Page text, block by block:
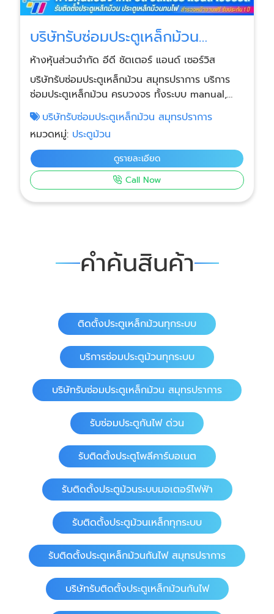
บริษัทรับซ่อมประตูเหล็กม้วน
สมุทรปราการ
ห้างหุ้นส่วนจำกัด อีดี ชัตเตอร์ แอนด์ เซอร์วิส
บริษัทรับซ่อมประตูเหล็กม้วน สมุทรปราการ บริการ
ซ่อมประตูเหล็กม้วน ครบวงจร ทั้งระบบ manual,
chain hoist และ motor ไฟฟ้า ทีมช่างพร้อมเข้าหน้า
งานรวดเร็วตลอด 24 ชั่วโมง รองรับโรงงาน-คลัง
สินค้า ที่มีประตูม้วนขนาดใหญ่ หรือระบบมอเตอร์หนัก
ชำนาญงานระบบไฟฟ้า ควบคุมด้วยตู้สวิตช์ และงาน
โครงสร้าง แก้ปัญหาได้ทุกระบบ โดยทีมช่างมืออาชีพ
ไม่ว่าจะเป็นระบบมือดึง รอกโซ่ หรือประตูม้วนไฟฟ้า
แบบ AC / DC ที่ใช้งานหนัก บริการซ่อมพร้อมอะไหล่
บริษัทรับซ่อมประตูเหล็กม้วน สมุทรปราการ
หมวดหมู่: ประตูม้วน
ดูรายละเอียด
Call Now
คำค้นสินค้า
ติดตั้งประตูเหล็กม้วนทุกระบบ
บริการซ่อมประตูม้วนทุกระบบ
บริษัทรับซ่อมประตูเหล็กม้วน สมุทรปราการ
รับซ่อมประตูกันไฟ ด่วน
รับติดตั้งประตูโพลีคาร์บอเนต
รับติดตั้งประตูม้วนระบบมอเตอร์ไฟฟ้า
รับติดตั้งประตูม้วนเหล็กทุกระบบ
รับติดตั้งประตูเหล็กม้วนกันไฟ สมุทรปราการ
บริษัทรับติดตั้งประตูเหล็กม้วนกันไฟ